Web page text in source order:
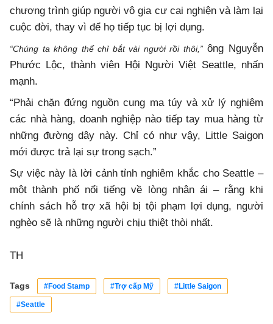
chương trình giúp người vô gia cư cai nghiện và làm lại
cuộc đời, thay vì để họ tiếp tục bị lợi dụng.
“Chúng ta không thể chỉ bắt vài người rồi thôi,”ông Nguyễn
Phước Lộc, thành viên Hội Người Việt Seattle, nhấn
mạnh.
“Phải chặn đứng nguồn cung ma túy và xử lý nghiêm
các nhà hàng, doanh nghiệp nào tiếp tay mua hàng từ
những đường dây này. Chỉ có như vậy, Little Saigon
mới được trả lại sự trong sạch.”
Sự việc này là lời cảnh tỉnh nghiêm khắc cho Seattle –
một thành phố nổi tiếng về lòng nhân ái – rằng khi
chính sách hỗ trợ xã hội bị tội phạm lợi dụng, người
nghèo sẽ là những người chịu thiệt thòi nhất.
TH
Tags #Food Stamp #Trợ cấp Mỹ #Little Saigon
#Seattle